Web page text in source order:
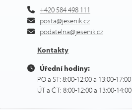
+420 584 498 111
posta@jesenik.cz
podatelna@jesenik.cz
Kontakty
Úřední hodiny:
PO a ST: 8:00-12:00 a 13:00-17:00
ÚT a ČT: 8:00-12:00 a 13:00-14:00